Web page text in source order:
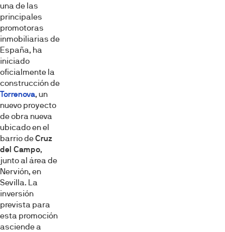
una de las
principales
promotoras
inmobiliarias de
España, ha
iniciado
oficialmente la
construcción de
Torrenova, un
nuevo proyecto
de obra nueva
ubicado en el
barrio deCruz
del Campo,
junto al área de
Nervión, en
Sevilla. La
inversión
prevista para
esta promoción
asciende a